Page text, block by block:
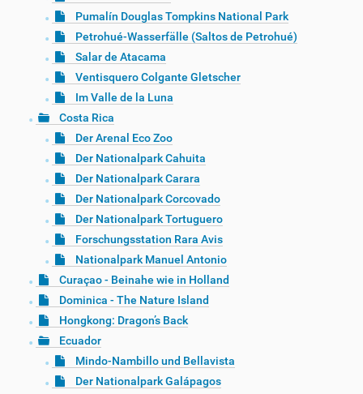
Pumalín Douglas Tompkins National Park
Petrohué-Wasserfälle (Saltos de Petrohué)
Salar de Atacama
Ventisquero Colgante Gletscher
Im Valle de la Luna
Costa Rica
Der Arenal Eco Zoo
Der Nationalpark Cahuita
Der Nationalpark Carara
Der Nationalpark Corcovado
Der Nationalpark Tortuguero
Forschungsstation Rara Avis
Nationalpark Manuel Antonio
Curaçao - Beinahe wie in Holland
Dominica - The Nature Island
Hongkong: Dragon’s Back
Ecuador
Mindo-Nambillo und Bellavista
Der Nationalpark Galápagos